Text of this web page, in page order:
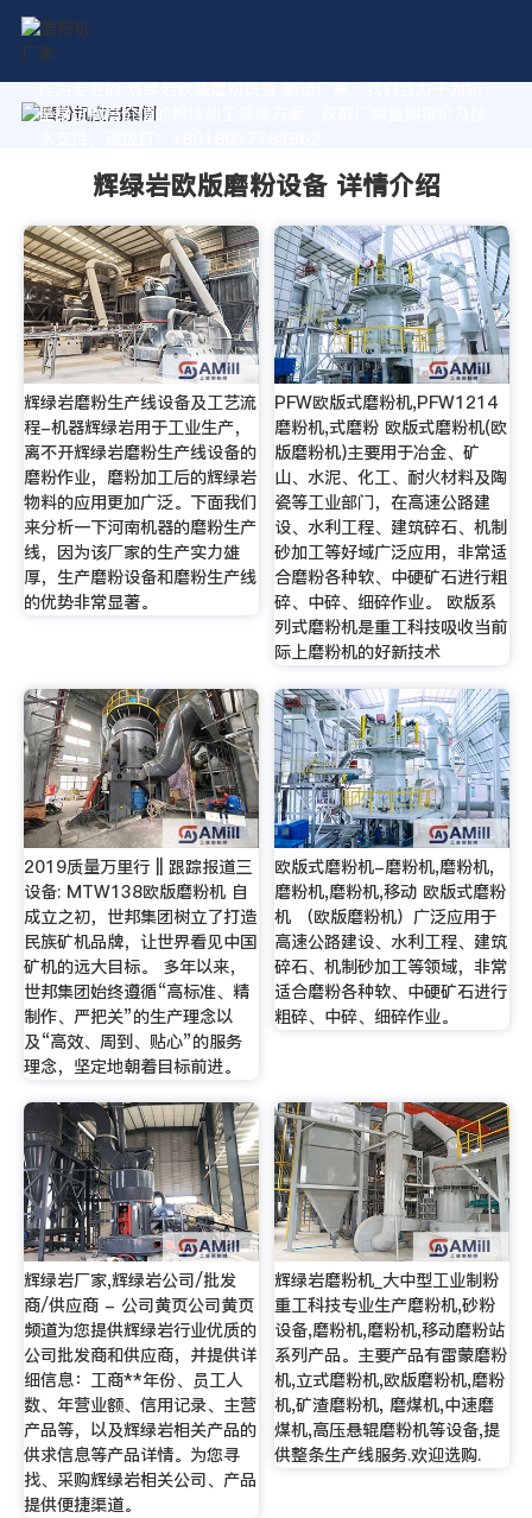
作为专业的 辉绿岩欧版磨粉设备 制造厂家，我们致力于为您
量身定制高价值的粉体加工系统方案。获取厂家直销报价及技
辉绿岩欧版磨粉设备 详情介绍
辉绿岩磨粉生产线设备及工艺流
程-机器辉绿岩用于工业生产，
离不开辉绿岩磨粉生产线设备的
磨粉作业，磨粉加工后的辉绿岩
物料的应用更加广泛。下面我们
来分析一下河南机器的磨粉生产
线，因为该厂家的生产实力雄
厚，生产磨粉设备和磨粉生产线
的优势非常显著。
PFW欧版式磨粉机,PFW1214
磨粉机,式磨粉 欧版式磨粉机(欧
版磨粉机)主要用于冶金、矿
山、水泥、化工、耐火材料及陶
瓷等工业部门，在高速公路建
设、水利工程、建筑碎石、机制
砂加工等好域广泛应用，非常适
合磨粉各种软、中硬矿石进行粗
碎、中碎、细碎作业。 欧版系
列式磨粉机是重工科技吸收当前
际上磨粉机的好新技术
2019质量万里行 || 跟踪报道三
设备: MTW138欧版磨粉机 自
成立之初，世邦集团树立了打造
民族矿机品牌，让世界看见中国
矿机的远大目标。 多年以来，
世邦集团始终遵循“高标准、精
制作、严把关”的生产理念以
及“高效、周到、贴心”的服务
理念，坚定地朝着目标前进。
欧版式磨粉机-磨粉机,磨粉机,
磨粉机,磨粉机,移动 欧版式磨粉
机 （欧版磨粉机）广泛应用于
高速公路建设、水利工程、建筑
碎石、机制砂加工等领域，非常
适合磨粉各种软、中硬矿石进行
粗碎、中碎、细碎作业。
辉绿岩厂家,辉绿岩公司/批发
商/供应商 - 公司黄页公司黄页
频道为您提供辉绿岩行业优质的
公司批发商和供应商，并提供详
细信息：工商**年份、员工人
数、年营业额、信用记录、主营
产品等，以及辉绿岩相关产品的
供求信息等产品详情。为您寻
找、采购辉绿岩相关公司、产品
提供便捷渠道。
辉绿岩磨粉机_大中型工业制粉
重工科技专业生产磨粉机,砂粉
设备,磨粉机,磨粉机,移动磨粉站
系列产品。主要产品有雷蒙磨粉
机,立式磨粉机,欧版磨粉机,磨粉
机,矿渣磨粉机, 磨煤机,中速磨
煤机,高压悬辊磨粉机等设备,提
供整条生产线服务.欢迎选购.